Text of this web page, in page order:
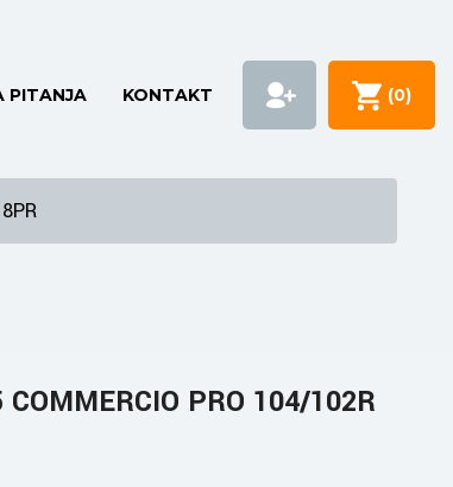
PITANJA KONTAKT (0)
PRO 104/102R